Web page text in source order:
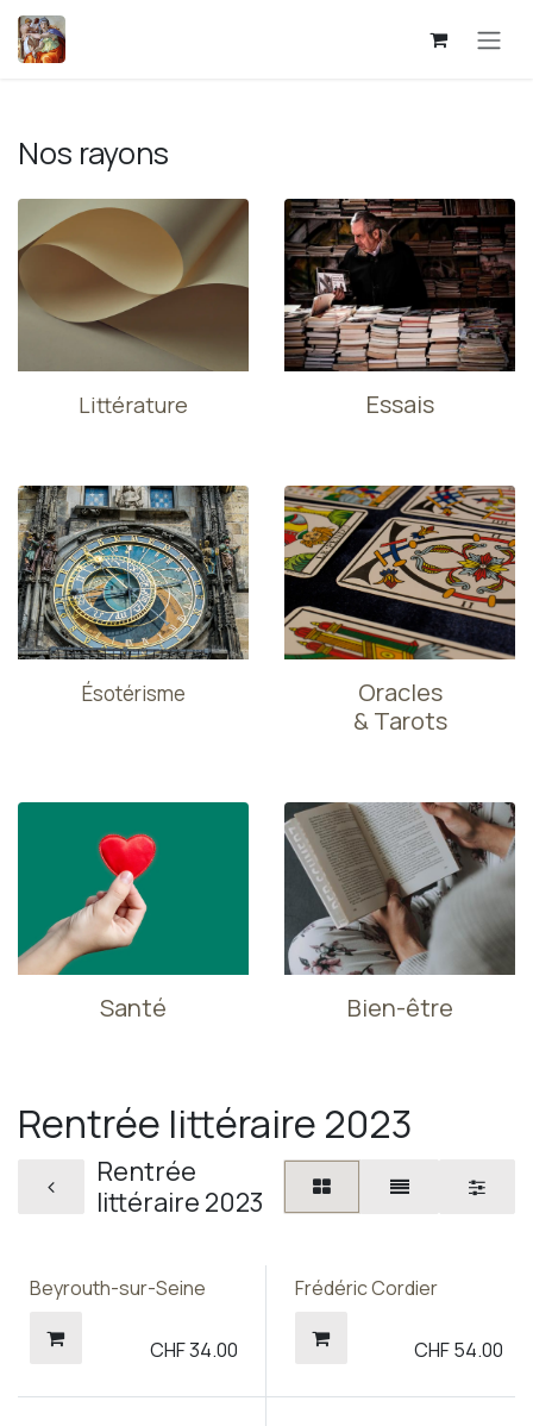
Se rendre au contenu
Nos rayons
Littérature Essais
Ésotérisme
Oracles
& Tarots
Santé Bien-être
Rentrée littéraire 2023
Rentrée
littéraire 2023
Beyrouth-sur-Seine
CHF34.00
Frédéric Cordier
CHF54.00